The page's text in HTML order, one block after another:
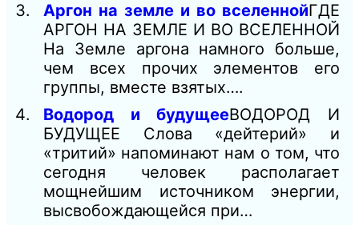
Аргон на земле и во вселеннойГДЕ
АРГОН НА ЗЕМЛЕ И ВО ВСЕЛЕННОЙ
На Земле аргона намного больше,
чем всех прочих элементов его
группы, вместе взятых….
Водород и будущееВОДОРОД И
БУДУЩЕЕ Слова «дейтерий» и
«тритий» напоминают нам о том, что
сегодня человек располагает
мощнейшим источником энергии,
высвобождающейся при…